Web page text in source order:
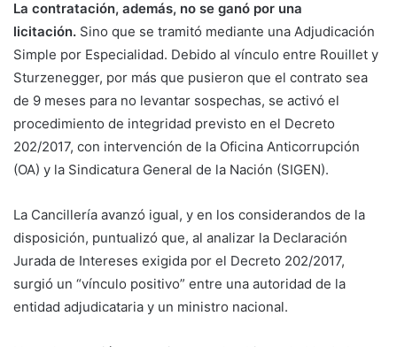
La contratación, además, no se ganó por una
licitación. Sino que se tramitó mediante una Adjudicación
Simple por Especialidad. Debido al vínculo entre Rouillet y
Sturzenegger, por más que pusieron que el contrato sea
de 9 meses para no levantar sospechas, se activó el
procedimiento de integridad previsto en el Decreto
202/2017, con intervención de la Oficina Anticorrupción
(OA) y la Sindicatura General de la Nación (SIGEN).
La Cancillería avanzó igual, y en los considerandos de la
disposición, puntualizó que, al analizar la Declaración
Jurada de Intereses exigida por el Decreto 202/2017,
surgió un “vínculo positivo” entre una autoridad de la
entidad adjudicataria y un ministro nacional.